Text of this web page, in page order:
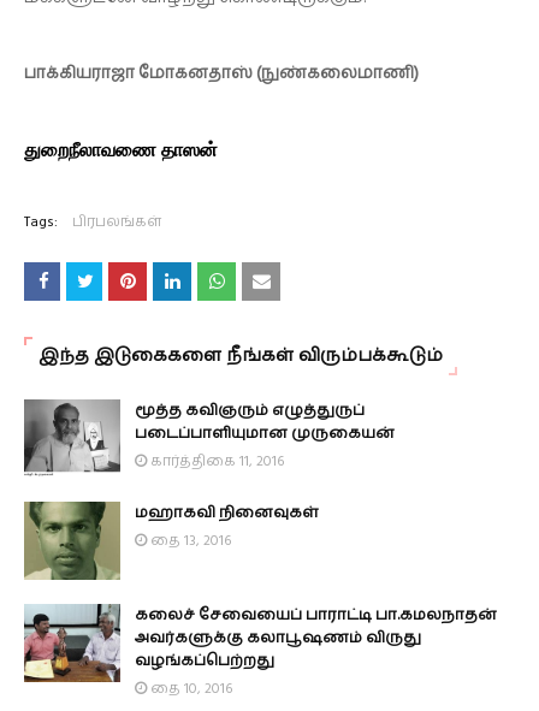
பாக்கியராஜா மோகனதாஸ் (நுண்கலைமாணி)
துறைநீலாவணை தாஸன்
Tags: பிரபலங்கள்
இந்த இடுகைகளை நீங்கள் விரும்பக்கூடும்
மூத்த கவிஞரும் எழுத்துருப்
படைப்பாளியுமான முருகையன்
கார்த்திகை 11, 2016
மஹாகவி நினைவுகள்
தை 13, 2016
கலைச் சேவையைப் பாராட்டி பா.கமலநாதன்
அவர்களுக்கு கலாபூஷணம் விருது
வழங்கப்பெற்றது
தை 10, 2016